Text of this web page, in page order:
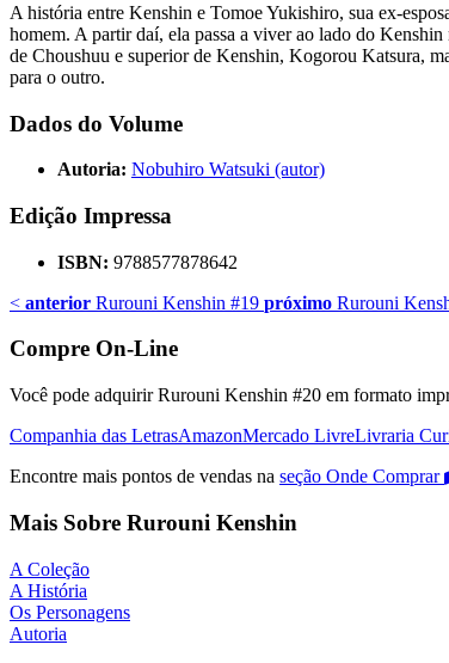
A história entre Kenshin e Tomoe Yukishiro, sua ex-
homem. A partir daí, ela passa a viver ao lado do
de Choushuu e superior de Kenshin, Kogorou Katsura,
para o outro.
Dados do Volume
Autoria: Nobuhiro Watsuki (autor)
Edição Impressa
ISBN: 9788577878642
< anterior Rurouni Kenshin #19 próximo Rurouni
Compre On-Line
Você pode adquirir Rurouni Kenshin #20 em formato
Companhia das LetrasAmazonMercado LivreLivraria
Encontre mais pontos de vendas na seção Onde Comprar
Mais Sobre Rurouni Kenshin
A Coleção
A História
Os Personagens
Autoria